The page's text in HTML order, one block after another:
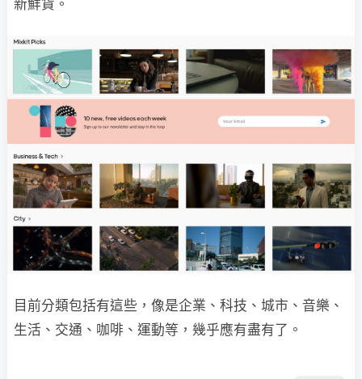
新鮮貨。
目前分類包括有這些，像是企業、科技、城市、音樂、
生活、交通、咖啡、運動等，幾乎應有盡有了。